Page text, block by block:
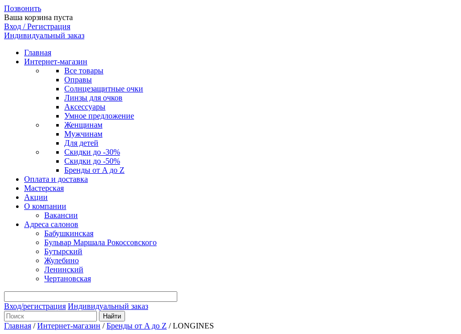
Позвонить
Ваша корзина пуста
Вход / Регистрация
Индивидуальный заказ
Главная
Интернет-магазин
Все товары
Оправы
Солнцезащитные очки
Линзы для очков
Аксессуары
Умное предложение
Женщинам
Мужчинам
Для детей
Скидки до -30%
Скидки до -50%
Бренды от A до Z
Оплата и доставка
Мастерская
Акции
О компании
Вакансии
Адреса салонов
Бабушкинская
Бульвар Маршала Рокоссовского
Бутырский
Жулебино
Ленинский
Чертановская
Вход/регистрация Индивидуальный заказ
Главная /Интернет-магазин /Бренды от A до Z /LONGINES